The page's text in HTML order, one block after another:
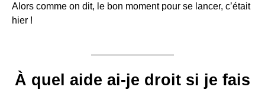
Alors comme on dit, le bon moment pour se lancer, c’était
hier !
À quel aide ai-je droit si je fais